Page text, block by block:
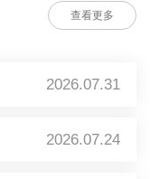
查看更多
2026.07.31
2026.07.24